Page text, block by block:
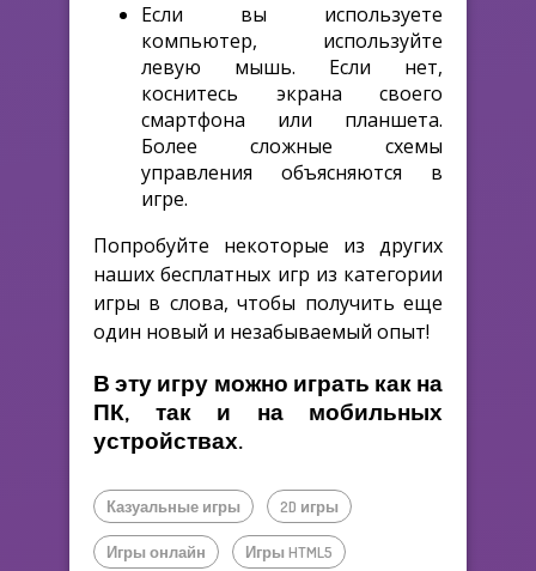
Если вы используете
компьютер, используйте
левую мышь. Если нет,
коснитесь экрана своего
смартфона или планшета.
Более сложные схемы
управления объясняются в
игре.
Попробуйте некоторые из других
наших бесплатных игр из категории
игры в слова, чтобы получить еще
один новый и незабываемый опыт!
В эту игру можно играть как на
ПК, так и на мобильных
устройствах.
Казуальные игры 2D игры
Игры онлайн Игры HTML5